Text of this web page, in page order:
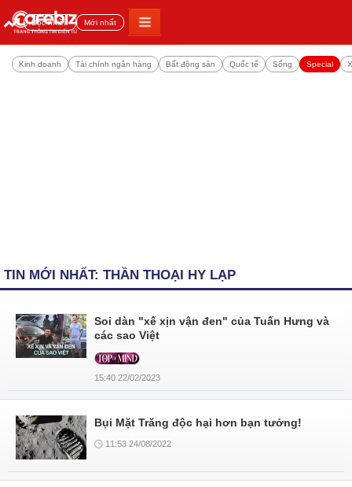
Đọc nhiều Mới nhất
Kinh doanh Tài chính ngân hàng Bất động sản Quốc tế Sống Special
TIN MỚI NHẤT: THẦN THOẠI HY LẠP
Soi dàn "xế xịn vận đen" của Tuấn Hưng và
các sao Việt
15:40 22/02/2023
Bụi Mặt Trăng độc hại hơn bạn tưởng!
11:53 24/08/2022